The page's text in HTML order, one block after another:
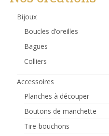
Bijoux
Boucles d’oreilles
Bagues
Colliers
Accessoires
Planches à découper
Boutons de manchette
Tire-bouchons